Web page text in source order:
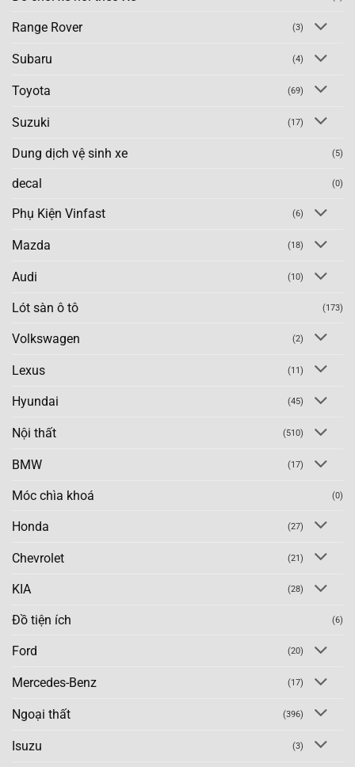
Range Rover (3)
Subaru (4)
Toyota (69)
Suzuki (17)
Dung dịch vệ sinh xe (5)
decal (0)
Phụ Kiện Vinfast (6)
Mazda (18)
Audi (10)
Lót sàn ô tô (173)
Volkswagen (2)
Lexus (11)
Hyundai (45)
Nội thất (510)
BMW (17)
Móc chìa khoá (0)
Honda (27)
Chevrolet (21)
KIA (28)
Đồ tiện ích (6)
Ford (20)
Mercedes-Benz (17)
Ngoại thất (396)
Isuzu (3)